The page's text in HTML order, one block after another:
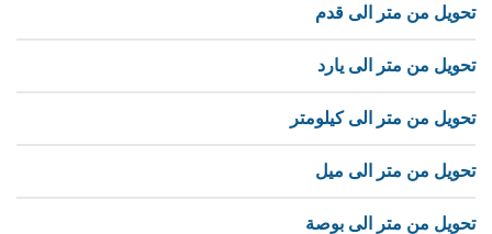
تحويل من متر الى قدم
تحويل من متر الى يارد
تحويل من متر الى كيلومتر
تحويل من متر الى ميل
تحويل من متر الى بوصة